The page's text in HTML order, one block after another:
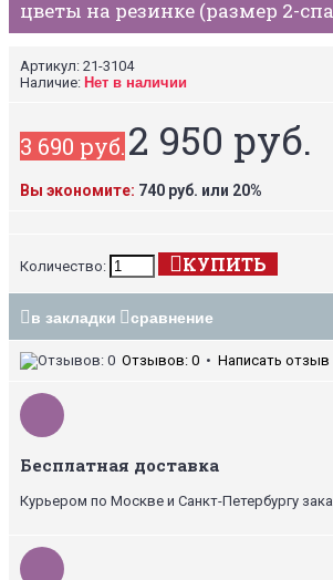
цветы на резинке (размер 2-
Артикул: 21-3104
Наличие: Нет в наличии
3 690 руб.2 950 руб.
Вы экономите: 740 руб. или 20%
Количество: КУПИТЬ
в закладки сравнение
Отзывов: 0 • Написать отзыв
Бесплатная доставка
Курьером по Москве и Санкт-Петербургу